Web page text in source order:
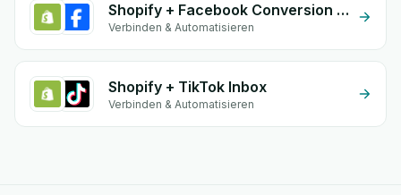
Shopify + Facebook Conversion API (CAPI)
Verbinden & Automatisieren
Shopify + TikTok Inbox
Verbinden & Automatisieren